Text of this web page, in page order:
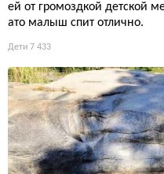
ей от громоздкой детской
ато малыш спит отлично.
Дети 7 433